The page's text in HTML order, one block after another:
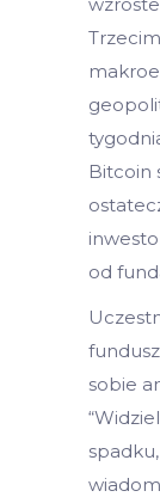
Bitcoin
od
sobie